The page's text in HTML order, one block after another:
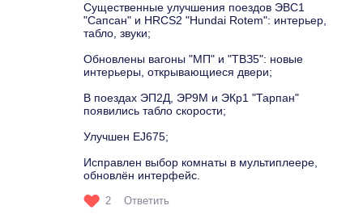
Существенные улучшения поездов ЭВС1
"Сапсан" и HRCS2 "Hundai Rotem": интерьер,
табло, звуки;
Обновлены вагоны "МП" и "ТВЗ5": новые
интерьеры, открывающиеся двери;
В поездах ЭП2Д, ЭР9М и ЭКр1 "Тарпан"
появились табло скорости;
Улучшен EJ675;
Исправлен выбор комнаты в мультиплеере,
обновлён интерфейс.
2 Ответить